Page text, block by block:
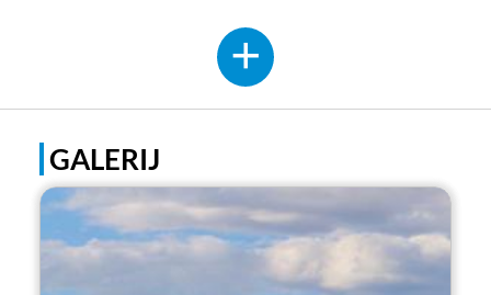
Duizenden jong en oud hebben hun mond
wijd opengesperd toen ze omhoog keken naar
de muren en gewelven van de zes kamers van
plek aan het water, ontworpen om te schuilen
voor de zomerse hitte. De kamers zijn
volledig bekleed met stenen, tufsteen, lava,
kolenresten, 'pietre lustre' (marmer), stukjes
mica en marmersnippers van Candoglia.
GALERIJ